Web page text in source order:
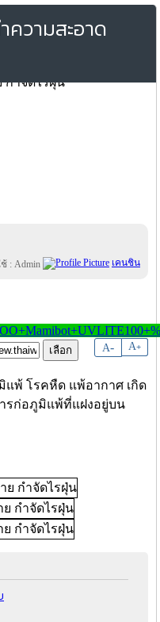
ความสะอาด
เคนชิน
A- A+
แพ้ โรคหืด แพ้อากาศ เกิด
รก่อภูมิแพ้ที่แฝงอยู่บน